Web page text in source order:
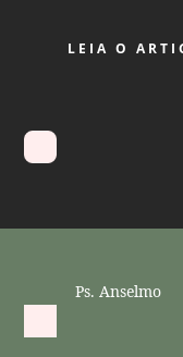
LEIA O
Ps. Anselmo